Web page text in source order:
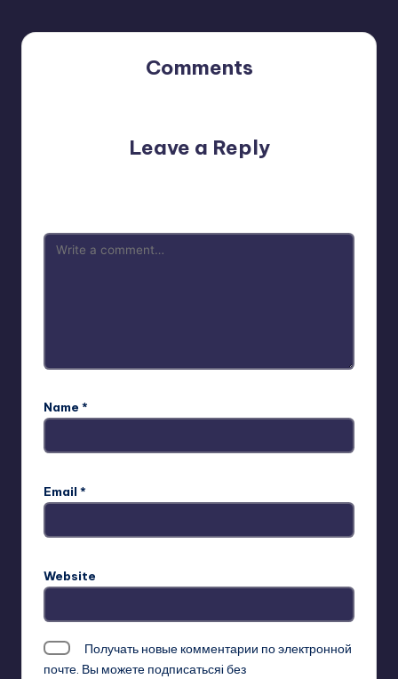
Comments
Leave a Reply
Name *
Email *
Website
Получать новые комментарии по электронной
почте. Вы можете подписатьсяi без